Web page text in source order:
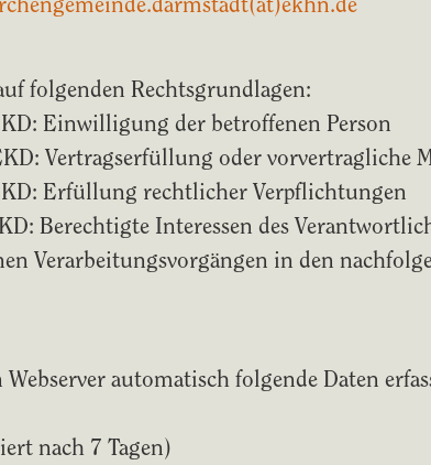
folgenden Rechtsgrundlagen:
Einwilligung der betroffenen Person
Vertragserfüllung oder vorvertragliche
Erfüllung rechtlicher Verpflichtungen
Berechtigte Interessen des
Verarbeitungsvorgängen in den
automatisch folgende Daten
nach 7 Tagen)